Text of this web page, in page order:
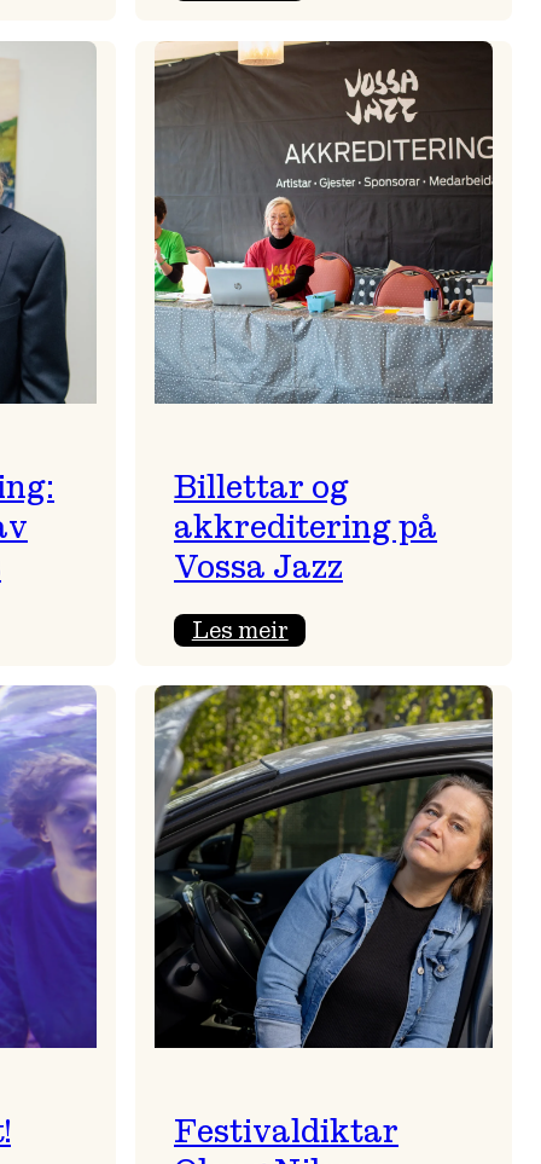
ein
regnvêrskveld
Billettar og
akkreditering på
Vossa Jazz
Les meir:
akkreditering
på
Vossa
Jazz
Festivaldiktar